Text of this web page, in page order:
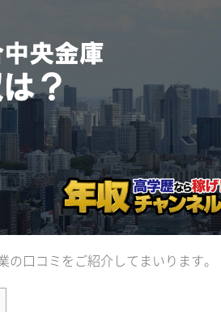
の口コミをご紹介してまいります。